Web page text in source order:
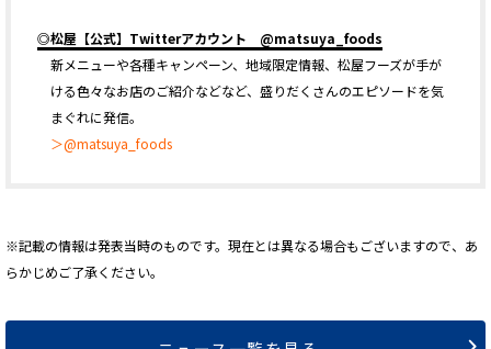
◎松屋【公式】Twitterアカウント @matsuya_foods
新メニューや各種キャンペーン、地域限定情報、松屋フーズが手が
ける色々なお店のご紹介などなど、盛りだくさんのエピソードを気
まぐれに発信。
＞@matsuya_foods
※記載の情報は発表当時のものです。現在とは異なる場合もございますので、あ
らかじめご了承ください。